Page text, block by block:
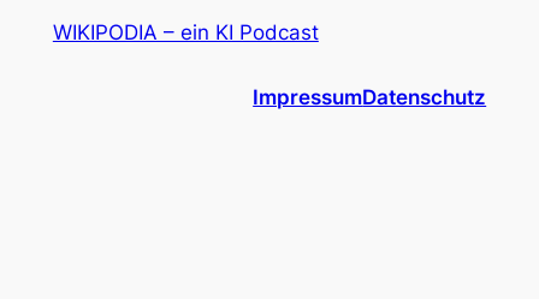
WIKIPODIA – ein KI Podcast
ImpressumDatenschutz